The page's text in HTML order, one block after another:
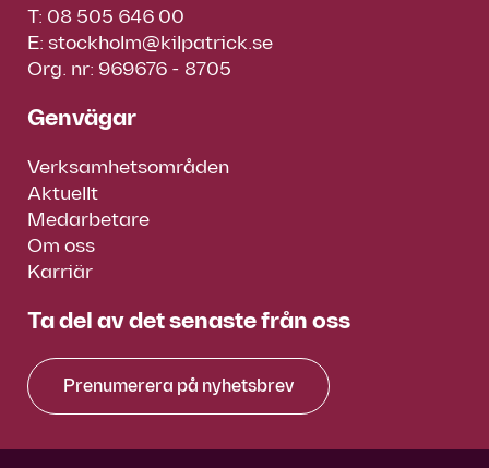
T: 08 505 646 00
E: stockholm@kilpatrick.se
Org. nr: 969676 - 8705
Genvägar
Verksamhetsområden
Aktuellt
Medarbetare
Om oss
Karriär
Ta del av det senaste från oss
Prenumerera på nyhetsbrev